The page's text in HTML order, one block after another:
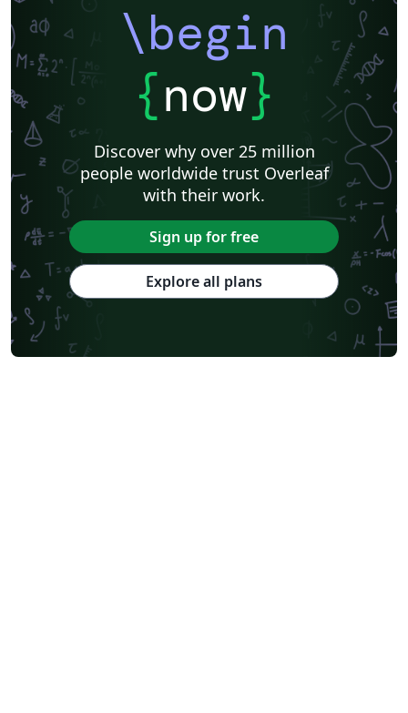
\begin
{now}
Discover why over 25 million
people worldwide trust Overleaf
with their work.
Sign up for free
Explore all plans